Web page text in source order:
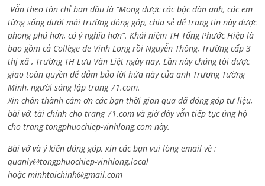
Vẫn theo tôn chỉ ban đầu là “Mong được các bậc đàn anh, các em
từng sống dưới mái trường đóng góp, chia sẻ để trang tin này được
phong phú hơn, có ý nghĩa hơn”. Khái niệm TH Tống Phước Hiệp là
bao gồm cả Collège de Vinh Long rồi Nguyễn Thông, Trường cấp 3
thị xã , Trường TH Lưu Văn Liệt ngày nay. Lần này chúng tôi được
giao toàn quyền để đảm bảo lời hứa này của anh Trương Tường
Minh, người sáng lập trang 71.com.
Xin chân thành cám ơn các bạn thời gian qua đã đóng góp tư liệu,
bài vở, tài chính cho trang 71.com và giờ đây vẫn tiếp tục ủng hộ
cho trang tongphuochiep-vinhlong.com này.
Bài vở và ý kiến đóng góp, xin các bạn vui lòng email về :
quanly@tongphuochiep-vinhlong.local
hoặcminhtaichinh@gmail.com